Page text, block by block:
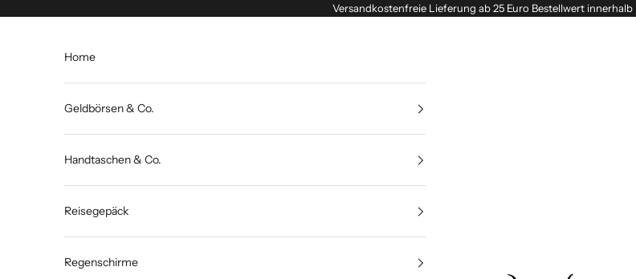
Versandkostenfreie Lieferung ab 25 Euro Bestellwert
Home
Geldbörsen & Co.
Handtaschen & Co.
Reisegepäck
Regenschirme